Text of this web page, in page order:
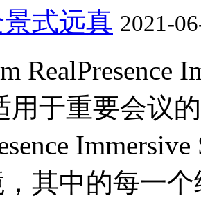
式远真 2021-
RealPresence
用于重要会议
其中的每一